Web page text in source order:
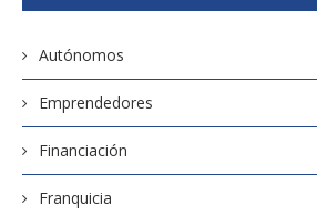
Autónomos
Emprendedores
Financiación
Franquicia